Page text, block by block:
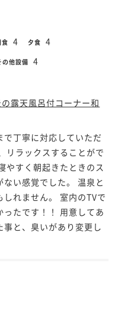
食 4 夕食 4
の他設備 4
の露天風呂付コーナー和
丁寧に対応していただ
リラックスすることがで
やすく朝起きたときのス
い感覚でした。 温泉と
れません。 室内のTVで
たです！！ 用意してあ
と、臭いがあり変更し